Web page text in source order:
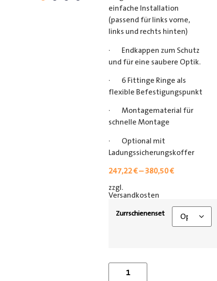
einfache Installation
(passend für links vorne,
links und rechts hinten)
· Endkappen zum Schutz
und für eine saubere Optik.
· 6 Fittinge Ringe als
flexible Befestigungspunkt
· Montagematerial für
schnelle Montage
· Optional mit
Ladungssicherungskoffer
247,22€–380,50€
zzgl.
Versandkosten
Zurrschienenset